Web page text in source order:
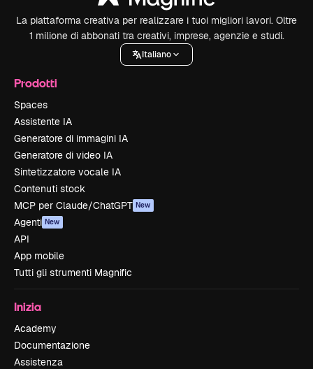
La piattaforma creativa per realizzare i tuoi migliori lavori. Oltre
1 milione di abbonati tra creativi, imprese, agenzie e studi.
Italiano
Prodotti
Spaces
Assistente IA
Generatore di immagini IA
Generatore di video IA
Sintetizzatore vocale IA
Contenuti stock
MCP per Claude/ChatGPT New
Agenti New
API
App mobile
Tutti gli strumenti Magnific
Inizia
Academy
Documentazione
Assistenza